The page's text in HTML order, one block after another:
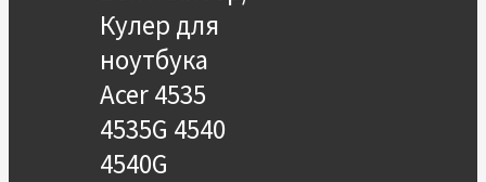
Кулер для
ноутбука
Acer 4535
4535G 4540
4540G